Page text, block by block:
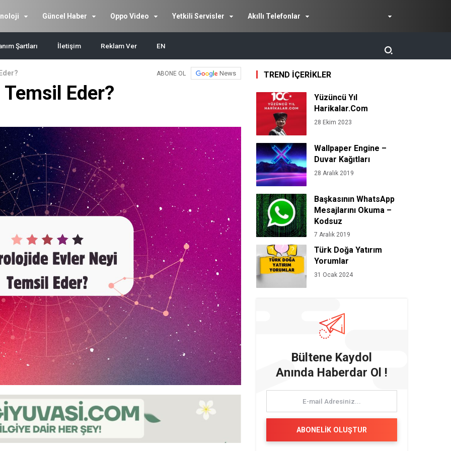
Güncel Haber Oppo Video Yetkili Servisler Akıllı Telefonlar
Şartları İletişim Reklam Ver EN
ABONE OL News
Eder?
TREND İÇERİKLER
Yüzüncü Yıl
Harikalar.Com
28 Ekim 2023
Wallpaper Engine –
Duvar Kağıtları
28 Aralık 2019
Başkasının WhatsApp
Mesajlarını Okuma –
Kodsuz
7 Aralık 2019
Türk Doğa Yatırım
Yorumlar
31 Ocak 2024
Bültene Kaydol
Anında Haberdar Ol !
ABONELİK OLUŞTUR